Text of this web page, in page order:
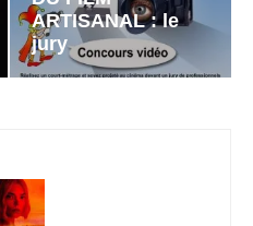
ARTISANAL : le
jury